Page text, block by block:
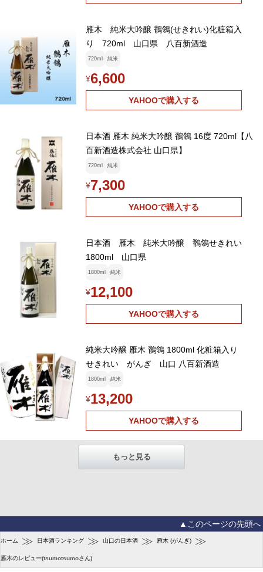
雁木 純米大吟醸 鶺鴒(せきれい)化粧箱入
り 720ml 山口県 八百新酒造
720ml 純米
¥6,600
YAHOOで購入する
日本酒 雁木 純米大吟醸 鶺鴒 16度 720ml【八
百新酒造株式会社 山口県】
720ml 純米
¥7,300
YAHOOで購入する
日本酒 雁木 純米大吟醸 鶺鴒せきれい
1800ml 山口県
1800ml 純米
¥12,100
YAHOOで購入する
純米大吟醸 雁木 鶺鴒 1800ml 化粧箱入り
せきれい がんぎ 山口 八百新酒造
1800ml 純米
¥13,200
YAHOOで購入する
もっと見る
▲このページの先頭へ
ホーム ≫ 日本酒ランキング ≫ 山口の日本酒 ≫ 雁木 (がんぎ) ≫
雁木のレビュー(tsumotsumoさん)